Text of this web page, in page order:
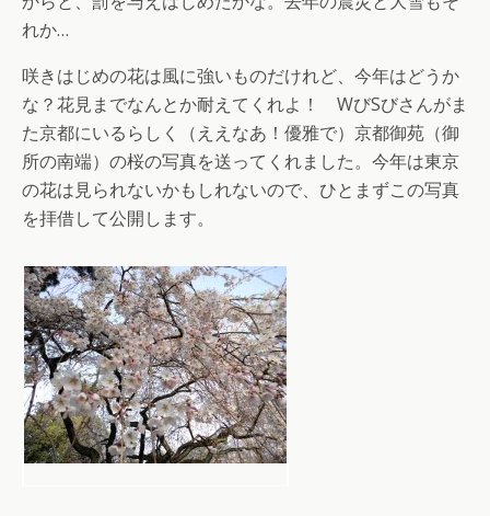
れか…
咲きはじめの花は風に強いものだけれど、今年はどうか
な？花見までなんとか耐えてくれよ！ WびSびさんがま
た京都にいるらしく（ええなあ！優雅で）京都御苑（御
所の南端）の桜の写真を送ってくれました。今年は東京
の花は見られないかもしれないので、ひとまずこの写真
を拝借して公開します。